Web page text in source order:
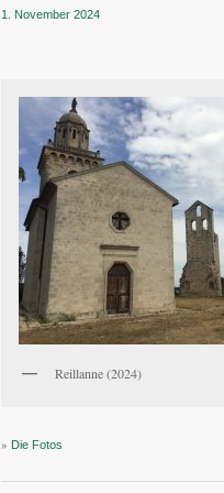
1. November 2024
Reillanne (2024)
» Die Fotos